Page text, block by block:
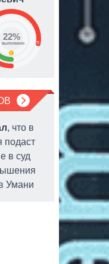
78
0
22%
выполнено
, что в
подаст
в суд
Умани